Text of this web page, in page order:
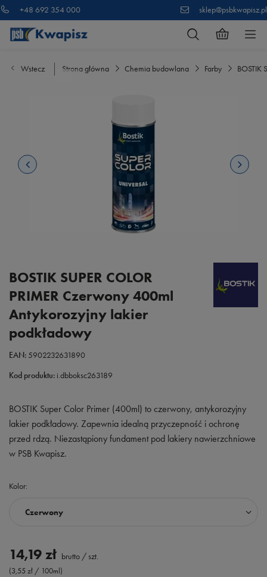
+48 692 354 000 sklep@psbkwapisz.pl
Wstecz Strona główna Chemia budowlana Farby BOSTIK
BOSTIK SUPER COLOR
PRIMER Czerwony 400ml
Antykorozyjny lakier
podkładowy
EAN:5902232631890
Kod produktu: i.dbboksc263189
BOSTIK Super Color Primer (400ml) to czerwony, antykorozyjny
lakier podkładowy. Zapewnia idealną przyczepność i ochronę
przed rdzą. Niezastąpiony fundament pod lakiery nawierzchniowe
w PSB Kwapisz.
Kolor
Czerwony
14,19 zł brutto / szt.
(3,55 zł / 100ml)